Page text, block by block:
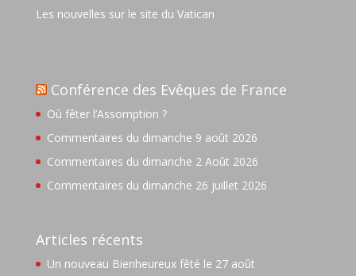
Les nouvelles sur le site du Vatican
Conférence des Evêques de France
Où fêter l’Assomption ?
Commentaires du dimanche 9 août 2026
Commentaires du dimanche 2 Août 2026
Commentaires du dimanche 26 juillet 2026
Articles récents
Un nouveau Bienheureux fêté le 27 août